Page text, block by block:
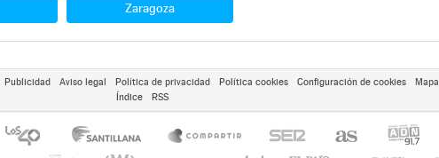
Zaragoza
Publicidad Aviso legal Política de privacidad Política cookies Configuración de cookies Mapa
Índice
RSS